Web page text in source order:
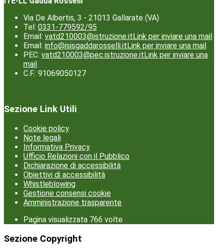
Via De Albertis, 3 - 21013 Gallarate (VA)
Tel: 0331-779592/95
Email: vatd210003@istruzione.itLink per inviare una mail
Email: info@isisgaddarosselli.itLink per inviare una mail
PEC: vatd210003@pec.istruzione.itLink per inviare una
mail
C.F.: 91069050127
Sezione Link Utili
Cookie policy
Note legali
Informativa Privacy
Ufficio Relazioni con il Pubblico
Dichiarazione di accessibilità
Obiettivi di accessibilità
Whistleblowing
Gestione consensi cookie
Amministrazione trasparente
Pagina visualizzata 766 volte
Sezione Copyright